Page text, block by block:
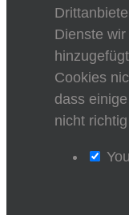
Dienste
Cookies
dass
nicht